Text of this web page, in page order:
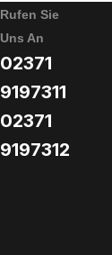
Rufen Sie
Uns An
02371
9197311
02371
9197312